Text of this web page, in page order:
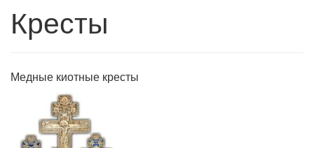
Кресты
Медные киотные кресты